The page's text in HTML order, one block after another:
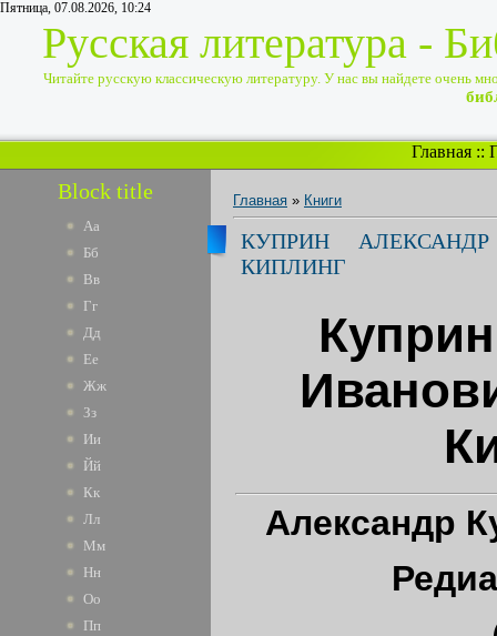
Пятница, 07.08.2026, 10:24
Русская литература -
Читайте русскую классическую литературу. У нас вы найдете очень
Главная ::
Block title
Аа
Бб
Вв
Гг
Дд
Ее
Жж
Зз
Ии
Йй
Кк
Лл
Мм
Нн
Оо
Пп
Главная » Книги
КУПРИН
КИПЛИНГ
Александр